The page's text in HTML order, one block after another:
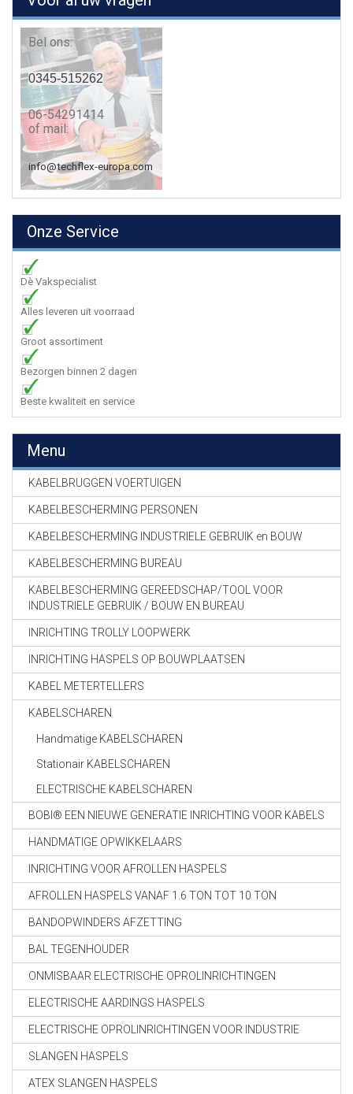
Bel ons:
0345-515262
06-54291414
of mail:
info@techflex-europa.com
Onze Service
Dè Vakspecialist
Alles leveren uit voorraad
Groot assortiment
Bezorgen binnen 2 dagen
Beste kwaliteit en service
Menu
KABELBRUGGEN VOERTUIGEN
KABELBESCHERMING PERSONEN
KABELBESCHERMING INDUSTRIELE GEBRUIK en BOUW
KABELBESCHERMING BUREAU
KABELBESCHERMING GEREEDSCHAP/TOOL VOOR
INDUSTRIELE GEBRUIK / BOUW EN BUREAU
INRICHTING TROLLY LOOPWERK
INRICHTING HASPELS OP BOUWPLAATSEN
KABEL METERTELLERS
KABELSCHAREN
Handmatige KABELSCHAREN
Stationair KABELSCHAREN
ELECTRISCHE KABELSCHAREN
BOBI® EEN NIEUWE GENERATIE INRICHTING VOOR KABELS
HANDMATIGE OPWIKKELAARS
INRICHTING VOOR AFROLLEN HASPELS
AFROLLEN HASPELS VANAF 1.6 TON TOT 10 TON
BANDOPWINDERS AFZETTING
BAL TEGENHOUDER
ONMISBAAR ELECTRISCHE OPROLINRICHTINGEN
ELECTRISCHE AARDINGS HASPELS
ELECTRISCHE OPROLINRICHTINGEN VOOR INDUSTRIE
SLANGEN HASPELS
ATEX SLANGEN HASPELS